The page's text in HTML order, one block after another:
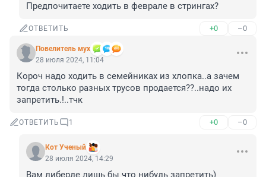
Предпочитаете ходить в феврале в стрингах?
ОТВЕТИТЬ +0 –0
Повелитель мух
28 июля 2024, 11:04
Короч надо ходить в семейниках из хлопка..а зачем
тогда столько разных трусов продается??..надо их
запретить.!..тчк
ОТВЕТИТЬ 1 +0 –0
Кот Ученый
28 июля 2024, 14:29
Вам либерде лишь бы что нибудь запретить)